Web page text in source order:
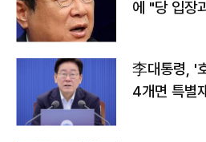
에 "당 입장
李대통령, '
4개면 특별